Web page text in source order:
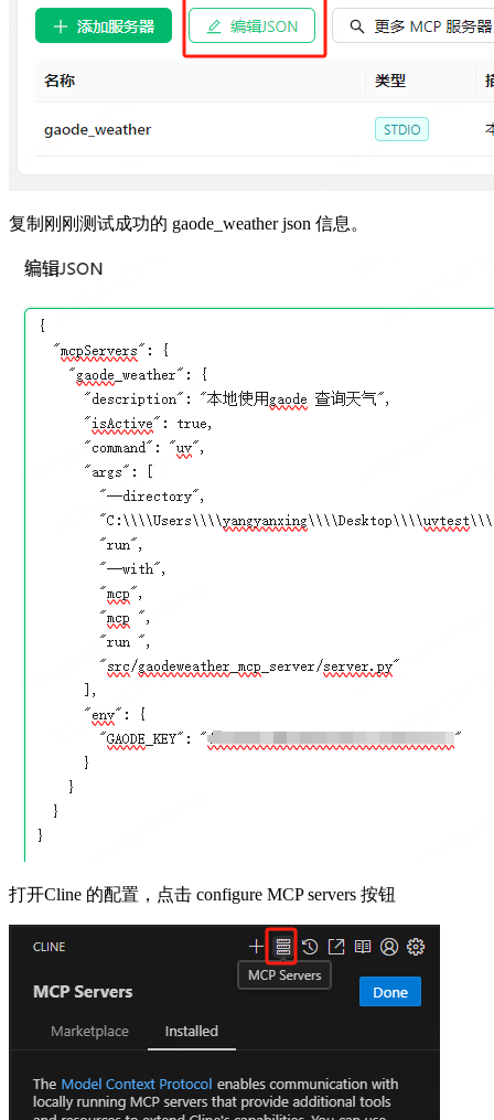
复制刚刚测试成功的 gaode_weather json 信息。
打开Cline 的配置，点击 configure MCP servers 按钮